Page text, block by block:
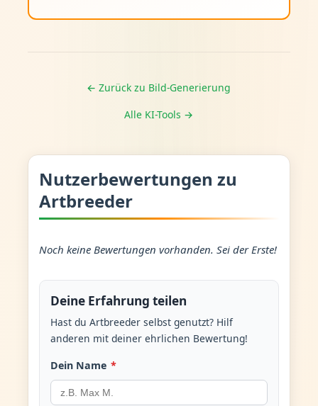
← Zurück zu Bild-Generierung
Alle KI-Tools →
Nutzerbewertungen zu
Artbreeder
Noch keine Bewertungen vorhanden. Sei der Erste!
Deine Erfahrung teilen
Hast du Artbreeder selbst genutzt? Hilf
anderen mit deiner ehrlichen Bewertung!
Dein Name *